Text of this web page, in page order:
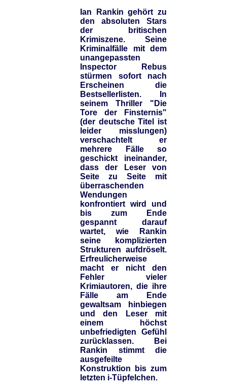
Ian Rankin gehört zu
den absoluten Stars
der britischen
Krimiszene. Seine
Kriminalfälle mit dem
unangepassten
Inspector Rebus
stürmen sofort nach
Erscheinen die
Bestsellerlisten. In
seinem Thriller "Die
Tore der Finsternis"
(der deutsche Titel ist
leider misslungen)
verschachtelt er
mehrere Fälle so
geschickt ineinander,
dass der Leser von
Seite zu Seite mit
überraschenden
Wendungen
konfrontiert wird und
bis zum Ende
gespannt darauf
wartet, wie Rankin
seine komplizierten
Strukturen aufdröselt.
Erfreulicherweise
macht er nicht den
Fehler vieler
Krimiautoren, die ihre
Fälle am Ende
gewaltsam hinbiegen
und den Leser mit
einem höchst
unbefriedigten Gefühl
zurücklassen. Bei
Rankin stimmt die
ausgefeilte
Konstruktion bis zum
letzten i-Tüpfelchen.